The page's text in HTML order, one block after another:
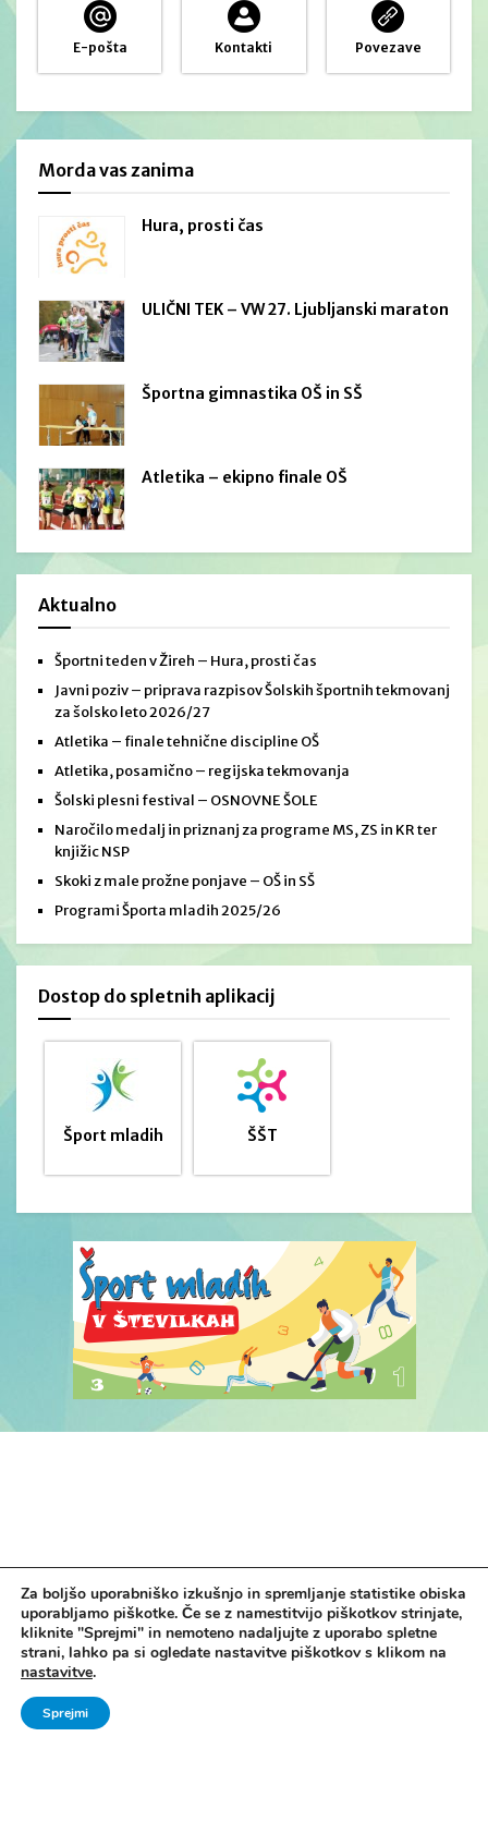
E-pošta Kontakti Povezave
Morda vas zanima
Hura, prosti čas
ULIČNI TEK – VW 27. Ljubljanski maraton
Športna gimnastika OŠ in SŠ
Atletika – ekipno finale OŠ
Aktualno
Športni teden v Žireh – Hura, prosti čas
Javni poziv – priprava razpisov Šolskih športnih tekmovanj
za šolsko leto 2026/27
Atletika – finale tehnične discipline OŠ
Atletika, posamično – regijska tekmovanja
Šolski plesni festival – OSNOVNE ŠOLE
Naročilo medalj in priznanj za programe MS, ZS in KR ter
knjižic NSP
Skoki z male prožne ponjave – OŠ in SŠ
Programi Športa mladih 2025/26
Dostop do spletnih aplikacij
Šport mladih ŠŠT
Vse pravice pridržane. © 2006 - 2024 Ministrstvo za šolstvo in šport -
Direktorat za šport, Zavod za Šport RS Planica
Za boljšo uporabniško izkušnjo in spremljanje statistike obiska
uporabljamo piškotke. Če se z namestitvijo piškotkov strinjate,
kliknite "Sprejmi" in nemoteno nadaljujte z uporabo spletne
strani, lahko pa si ogledate nastavitve piškotkov s klikom na
nastavitve.
Sprejmi